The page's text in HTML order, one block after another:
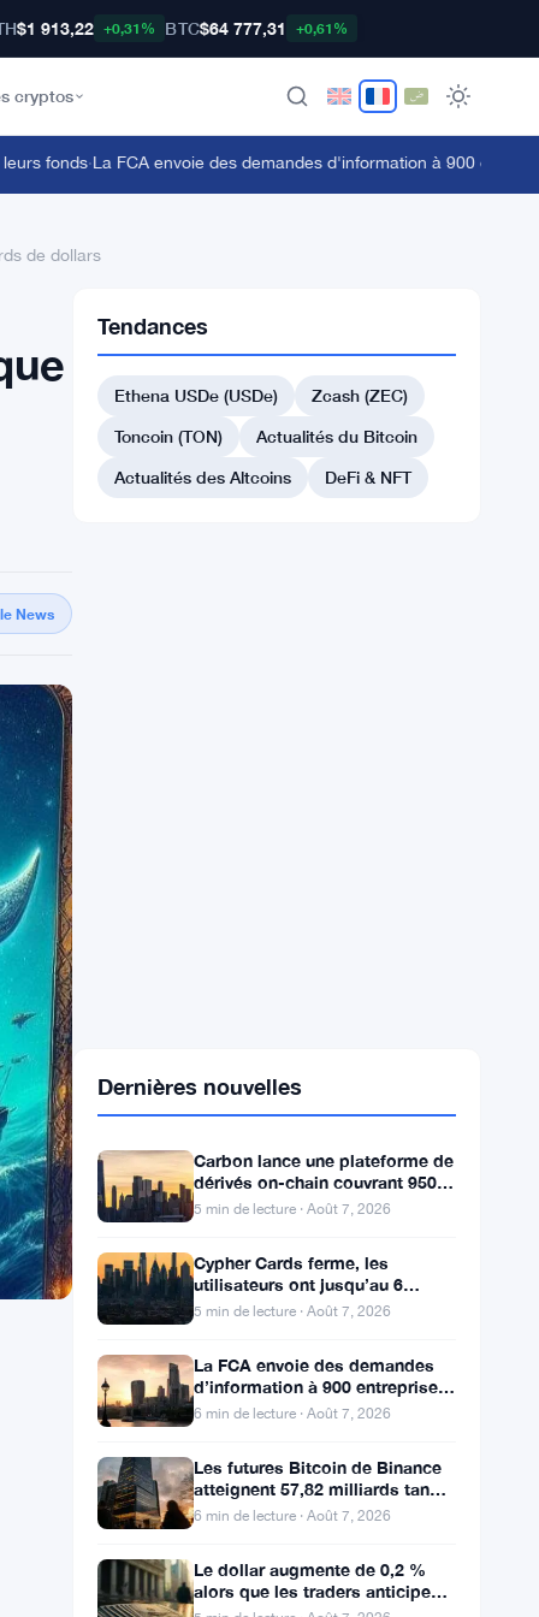
$1 913,22 +0,31% BTC$64 777,31 +0,61%
cryptos
fonds·La FCA envoie des demandes d'information à 900
de dollars
News
Tendances
Ethena USDe (USDe)
Zcash (ZEC)
Toncoin (TON)
Actualités du Bitcoin
Actualités des Altcoins
DeFi & NFT
Carbon lance une plateforme de
marchés en TradFi et crypto
5 min de lecture · Août 7, 2026
Cypher Cards ferme, les
septembre pour retirer leurs
fonds
5 min de lecture · Août 7, 2026